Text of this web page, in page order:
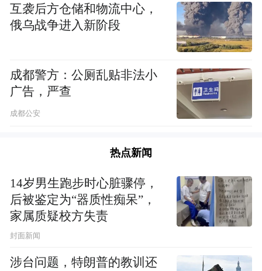
子抢拍了一张图片，我知道这是因师此期生
命中色身与我最后也是最近的时刻，我要记
互袭后方仓储和物流中心，
俄乌战争进入新阶段
成都警方：公厕乱贴非法小
广告，严查
成都公安
热点新闻
14岁男生跑步时心脏骤停，
后被鉴定为“器质性痴呆”，
家属质疑校方失责
封面新闻
涉台问题，特朗普的教训还